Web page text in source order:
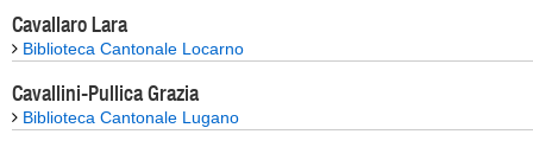
Cavallaro Lara
Biblioteca Cantonale Locarno
Cavallini-Pullica Grazia
Biblioteca Cantonale Lugano